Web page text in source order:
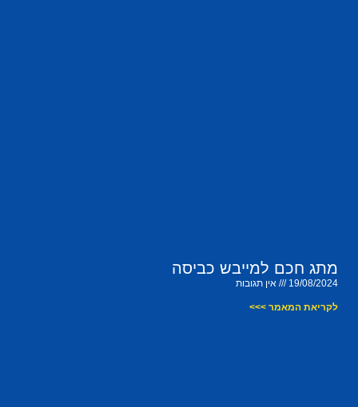
מתג חכם למייבש כביסה
19/08/2024 אין תגובות
לקריאת המאמר >>>